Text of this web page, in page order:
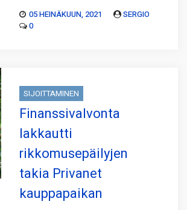
05 HEINÄKUUN, 2021
SERGIO
0
SIJOITTAMINEN
Finanssivalvonta
lakkautti
rikkomusepäilyjen
takia Privanet
kauppapaikan